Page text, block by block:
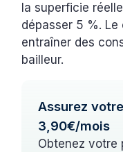
la superficie
dépasser 5 %.
entraîner des
bailleur.
Assurez
3,90€/mois
Obtenez votre